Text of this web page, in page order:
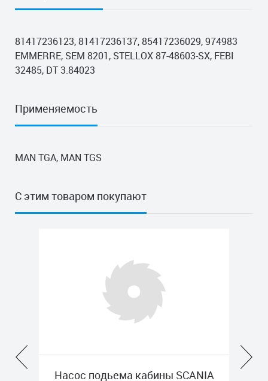
81417236123, 81417236137, 85417236029, 974983
EMMERRE, SEM 8201, STELLOX 87-48603-SX, FEBI
32485, DT 3.84023
Применяемость
MAN TGA, MAN TGS
С этим товаром покупают
подьема кабины SCANIA
Насос